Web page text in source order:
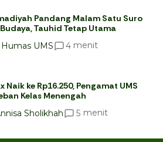
Pandang Malam Satu Suro
Tauhid Tetap Utama
UMS
4 menit
Naik ke Rp16.250, Pengamat UMS
Kelas Menengah
Sholikhah
5 menit